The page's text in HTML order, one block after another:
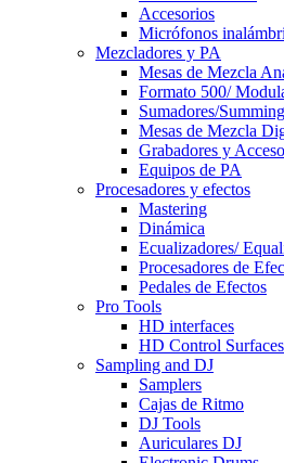
Accesorios
Micrófonos
Mezcladores y PA
Mesas de Mezcla
Formato 500/
Sumadores/Summing
Mesas de Mezcla
Grabadores y
Equipos de PA
Procesadores y efectos
Mastering
Dinámica
Ecualizadores/
Procesadores de
Pedales de Efectos
Pro Tools
HD interfaces
HD Control Surfaces
Sampling and DJ
Samplers
Cajas de Ritmo
DJ Tools
Auriculares DJ